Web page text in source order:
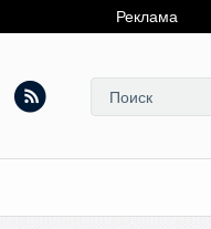
Реклама